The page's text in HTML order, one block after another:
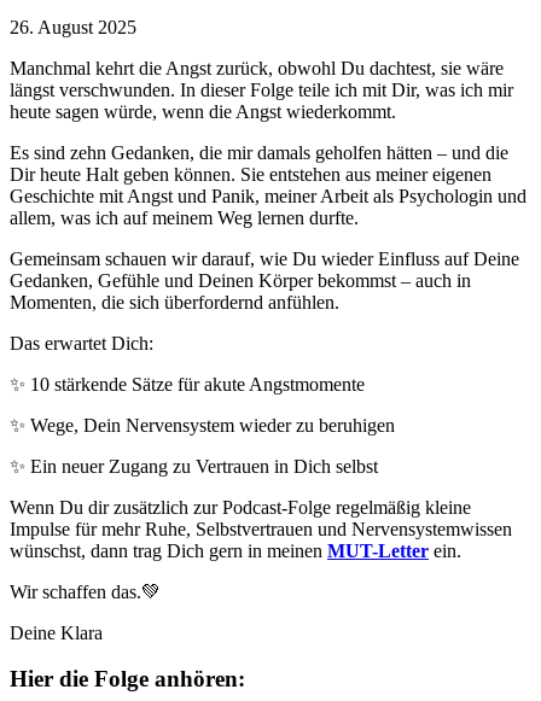
26. August 2025
Manchmal kehrt die Angst zurück, obwohl Du dachtest, sie wäre
längst verschwunden. In dieser Folge teile ich mit Dir, was ich mir
heute sagen würde, wenn die Angst wiederkommt.
Es sind zehn Gedanken, die mir damals geholfen hätten – und die
Dir heute Halt geben können. Sie entstehen aus meiner eigenen
Geschichte mit Angst und Panik, meiner Arbeit als Psychologin und
allem, was ich auf meinem Weg lernen durfte.
Gemeinsam schauen wir darauf, wie Du wieder Einfluss auf Deine
Gedanken, Gefühle und Deinen Körper bekommst – auch in
Momenten, die sich überfordernd anfühlen.
Das erwartet Dich:
✨ 10 stärkende Sätze für akute Angstmomente
✨ Wege, Dein Nervensystem wieder zu beruhigen
✨ Ein neuer Zugang zu Vertrauen in Dich selbst
Wenn Du dir zusätzlich zur Podcast-Folge regelmäßig kleine
Impulse für mehr Ruhe, Selbstvertrauen und Nervensystemwissen
wünschst, dann trag Dich gern in meinen ⁠ MUT-Letter⁠ ein.
Wir schaffen das.💚
Deine Klara
Hier die Folge anhören: